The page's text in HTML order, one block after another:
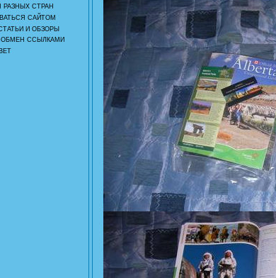
РАЗНЫХ СТРАН
САЙТОМ
И ОБЗОРЫ
ССЫЛКАМИ